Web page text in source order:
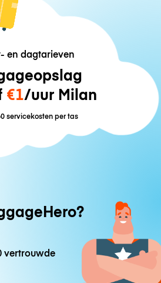
en dagtarieven
€1/uur Milan
servicekosten per tas
vertrouwde